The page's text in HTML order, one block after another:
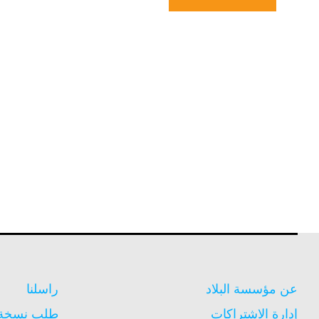
عن مؤسسة البلاد
إدارة الاشتراكات
راسلنا
طلب نسخة